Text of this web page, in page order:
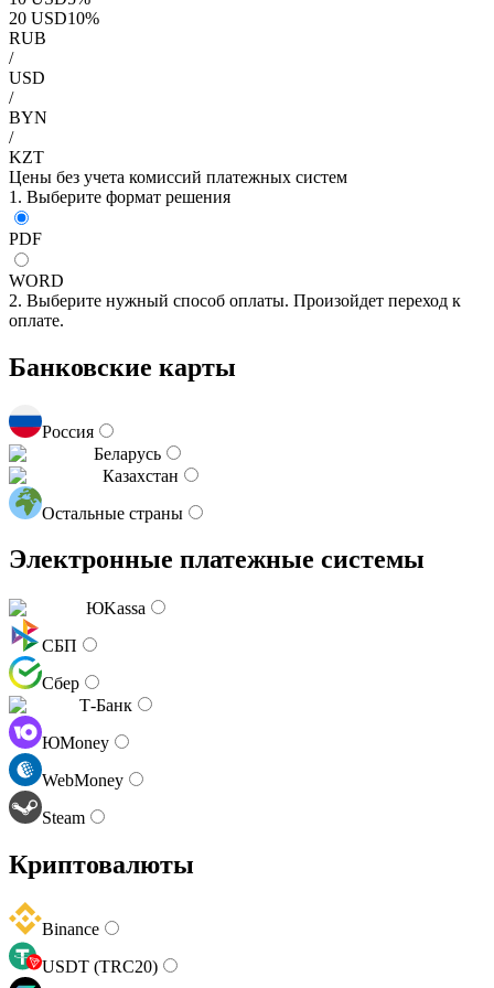
20 USD10%
RUB
/
USD
/
BYN
/
KZT
Цены без учета комиссий платежных систем
1. Выберите формат решения
PDF
WORD
2. Выберите нужный способ оплаты. Произойдет переход к
оплате.
Банковские карты
Россия
Беларусь
Казахстан
Остальные страны
Электронные платежные системы
ЮKassa
СБП
Сбер
Т-Банк
ЮMoney
WebMoney
Steam
Криптовалюты
Binance
USDT (TRC20)